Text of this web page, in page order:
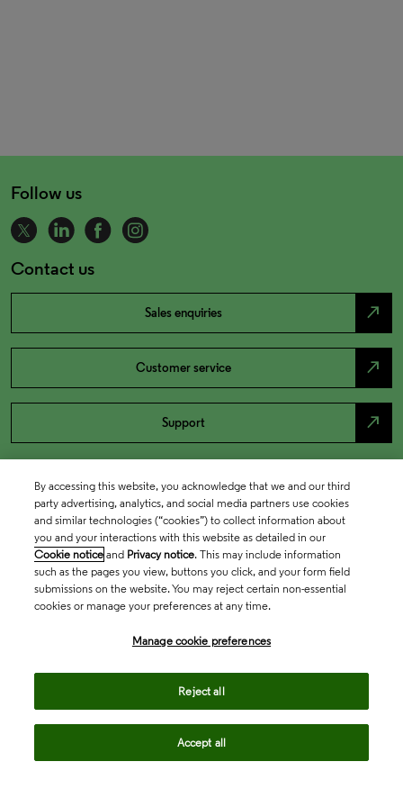
Follow us
Contact us
Sales enquiries north_east
Customer service north_east
Support north_east
By accessing this website, you acknowledge that we and our third
party advertising, analytics, and social media partners use cookies
and similar technologies (“cookies”) to collect information about
you and your interactions with this website as detailed in our
Cookie notice and Privacy notice. This may include information
such as the pages you view, buttons you click, and your form field
submissions on the website. You may reject certain non-essential
cookies or manage your preferences at any time.
Manage cookie preferences
Reject all
Accept all